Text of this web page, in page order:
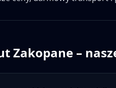
Zakopane –